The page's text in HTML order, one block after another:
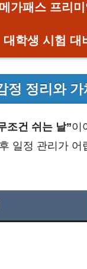
메가패스 프리
대학생 시험 대
정 정리와 가
조건 쉬는 날”이
일정 관리가 어